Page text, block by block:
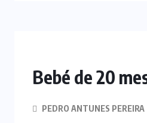
Bebé de 20
PEDRO ANTUNES PEREIRA